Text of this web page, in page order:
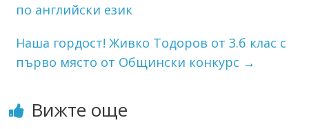
по английски език
Наша гордост! Живко Тодоров от 3.б клас с
първо място от Общински конкурс →
Вижте още